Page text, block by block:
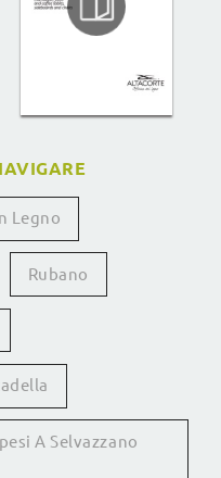
Legno
Rubano
A Selvazzano